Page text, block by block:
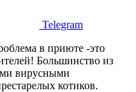
Telegram
в приюте -это
Большинство из
вирусными
котиков.